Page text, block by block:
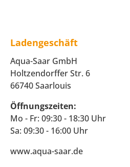
Ladengeschäft
Aqua-Saar GmbH
Holtzendorffer Str. 6
66740 Saarlouis
Öffnungszeiten:
Mo - Fr: 09:30 - 18:30 Uhr
Sa: 09:30 - 16:00 Uhr
www.aqua-saar.de